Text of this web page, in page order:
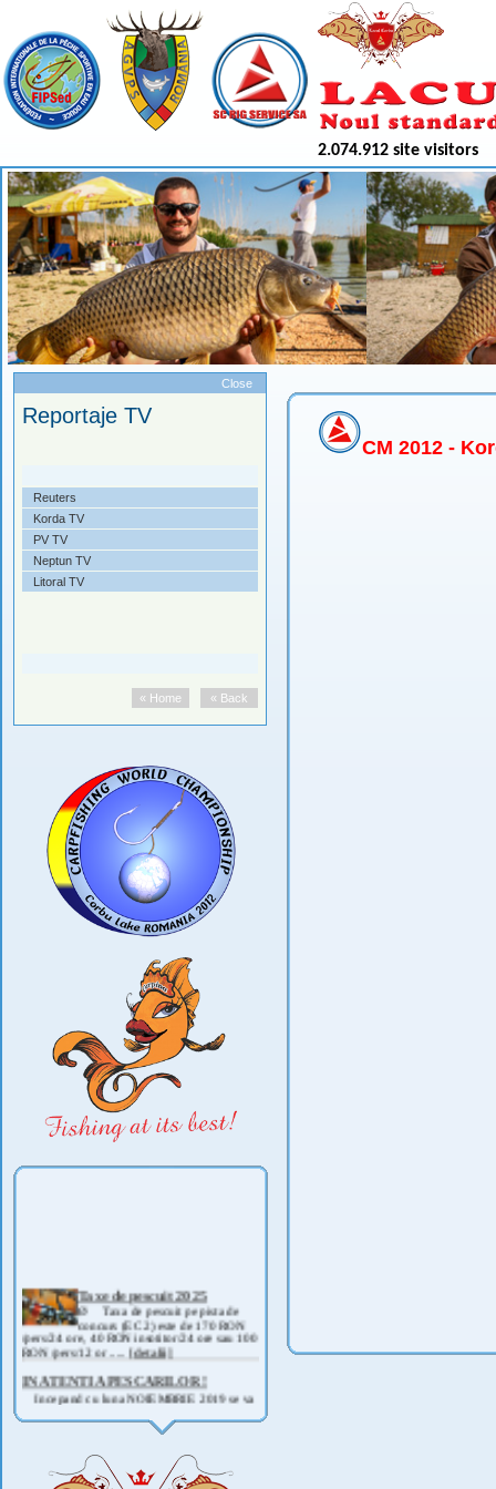
2.074.912 site visitors
Close
Reportaje TV
Reuters
Korda TV
PV TV
Neptun TV
Litoral TV
« Back
« Home
Taxe de pescuit 2025
Ø Taxa de pescuit pe pista de
concurs (EC 2) este de 170 RON
/pers/24 ore, 40 RON insotitor/24 ore sau 100
RON /pers/12 or .....[detalii]
IN ATENTIA PESCARILOR !
Incepand cu luna NOIEMBRIE 2019 se va
deschide pescuitul la rapitor pe lacul Corbu !
AVAND IN VEDERE SITUATIA ACTUALA -
COVID 19- DIN MOTIVE DE SIGURANTA ,
CM 2012 -